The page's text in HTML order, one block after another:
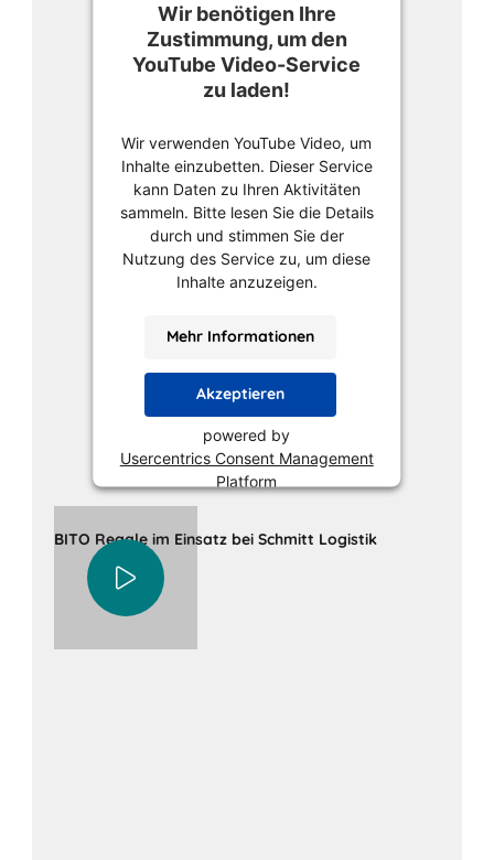
Wir benötigen Ihre
Zustimmung, um den
YouTube Video-Service
zu laden!
Wir verwenden YouTube Video, um
Inhalte einzubetten. Dieser Service
kann Daten zu Ihren Aktivitäten
sammeln. Bitte lesen Sie die Details
durch und stimmen Sie der
Nutzung des Service zu, um diese
Inhalte anzuzeigen.
Mehr Informationen
Akzeptieren
powered by
Usercentrics Consent Management
Platform
BITO Regale im Einsatz bei Schmitt Logistik